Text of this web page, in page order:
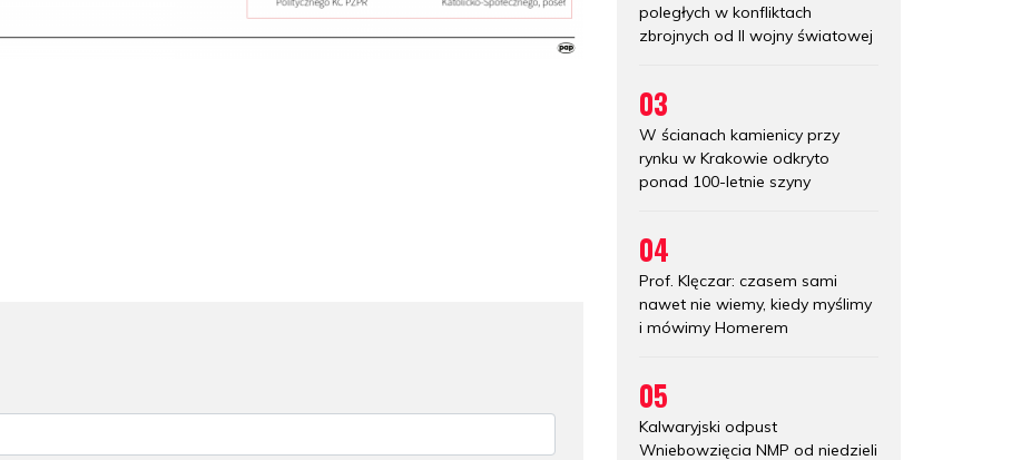
poległych w konfliktach
zbrojnych od II wojny światowej
03
W ścianach kamienicy przy
rynku w Krakowie odkryto
ponad 100-letnie szyny
04
Prof. Klęczar: czasem sami
nawet nie wiemy, kiedy myślimy
i mówimy Homerem
05
Kalwaryjski odpust
Wniebowzięcia NMP od niedzieli